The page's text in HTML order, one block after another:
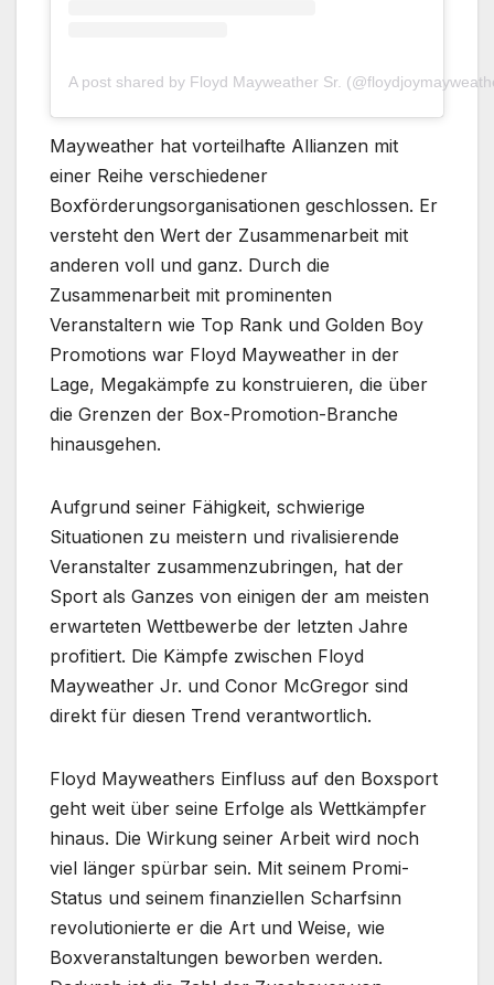
A post shared by Floyd Mayweather Sr.
Mayweather hat vorteilhafte Allianzen mit
einer Reihe verschiedener
Boxförderungsorganisationen geschlossen. Er
versteht den Wert der Zusammenarbeit mit
anderen voll und ganz. Durch die
Zusammenarbeit mit prominenten
Veranstaltern wie Top Rank und Golden Boy
Promotions war Floyd Mayweather in der
Lage, Megakämpfe zu konstruieren, die über
die Grenzen der Box-Promotion-Branche
hinausgehen.
Aufgrund seiner Fähigkeit, schwierige
Situationen zu meistern und rivalisierende
Veranstalter zusammenzubringen, hat der
Sport als Ganzes von einigen der am meisten
erwarteten Wettbewerbe der letzten Jahre
profitiert. Die Kämpfe zwischen Floyd
Mayweather Jr. und Conor McGregor sind
direkt für diesen Trend verantwortlich.
Floyd Mayweathers Einfluss auf den Boxsport
geht weit über seine Erfolge als Wettkämpfer
hinaus. Die Wirkung seiner Arbeit wird noch
viel länger spürbar sein. Mit seinem Promi-
Status und seinem finanziellen Scharfsinn
revolutionierte er die Art und Weise, wie
Boxveranstaltungen beworben werden.